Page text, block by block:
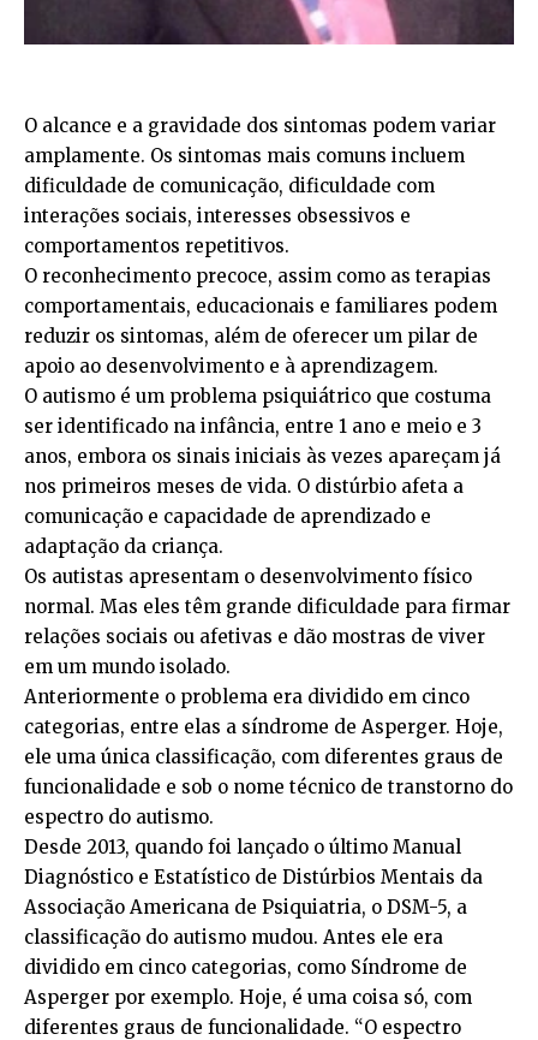
O alcance e a gravidade dos sintomas podem variar
amplamente. Os sintomas mais comuns incluem
dificuldade de comunicação, dificuldade com
interações sociais, interesses obsessivos e
comportamentos repetitivos.
O reconhecimento precoce, assim como as terapias
comportamentais, educacionais e familiares podem
reduzir os sintomas, além de oferecer um pilar de
apoio ao desenvolvimento e à aprendizagem.
O autismo é um problema psiquiátrico que costuma
ser identificado na infância, entre 1 ano e meio e 3
anos, embora os sinais iniciais às vezes apareçam já
nos primeiros meses de vida. O distúrbio afeta a
comunicação e capacidade de aprendizado e
adaptação da criança.
Os autistas apresentam o desenvolvimento físico
normal. Mas eles têm grande dificuldade para firmar
relações sociais ou afetivas e dão mostras de viver
em um mundo isolado.
Anteriormente o problema era dividido em cinco
categorias, entre elas a síndrome de Asperger. Hoje,
ele uma única classificação, com diferentes graus de
funcionalidade e sob o nome técnico de transtorno do
espectro do autismo.
Desde 2013, quando foi lançado o último Manual
Diagnóstico e Estatístico de Distúrbios Mentais da
Associação Americana de Psiquiatria, o DSM-5, a
classificação do autismo mudou. Antes ele era
dividido em cinco categorias, como Síndrome de
Asperger por exemplo. Hoje, é uma coisa só, com
diferentes graus de funcionalidade. “O espectro